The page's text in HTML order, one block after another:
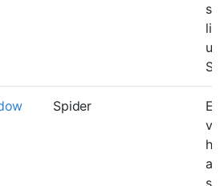
Spider
at